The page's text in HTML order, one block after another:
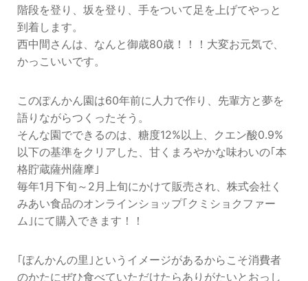
階段を登り、坂を登り、手をついて足を上げてやっと
到着します。
西中間さんは、なんと御歳80歳！！！大変お元気で、
かっこいいです。
このぽんかん園は60年前に人力で作り、先輩方と夢を
語りながらつくったそう。
そんな園でできるのは、糖度12%以上、クエン酸0.9%
以下の基準をクリアした、甘くまろやかな味わいの｢本
格貯蔵薩州薩摩｣
毎年1月下旬～2月上旬にかけて販売され、株式会社く
みあい食品のオンラインショップ｢クミショクファー
ム｣にて購入できます！！
｢ぽんかんの里｣というイメージがあるからこそ消費者
のかたにぜひ食べていただけたらありがたいとおっし